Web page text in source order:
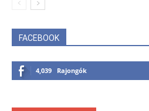
FACEBOOK
4,039 Rajongók